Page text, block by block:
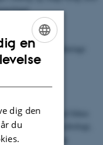
sammenhænge
af de
af ådale med fokus
med intakt hydrologi,
for grundvand og
ENGLISH
en
dig den
du